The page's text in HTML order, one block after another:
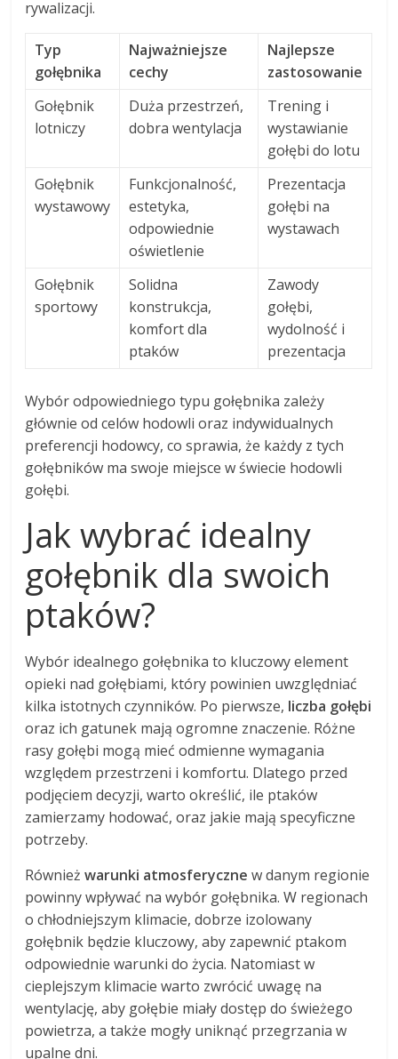
rywalizacji.
Typ
gołębnika
Najważniejsze
cechy
Najlepsze
zastosowanie
Gołębnik
lotniczy
Duża przestrzeń,
dobra wentylacja
Trening i
wystawianie
gołębi do lotu
Gołębnik
wystawowy
Funkcjonalność,
estetyka,
odpowiednie
oświetlenie
Prezentacja
gołębi na
wystawach
Gołębnik
sportowy
Solidna
konstrukcja,
komfort dla
ptaków
Zawody
gołębi,
wydolność i
prezentacja
Wybór odpowiedniego typu gołębnika zależy
głównie od celów hodowli oraz indywidualnych
preferencji hodowcy, co sprawia, że każdy z tych
gołębników ma swoje miejsce w świecie hodowli
gołębi.
Jak wybrać idealny
gołębnik dla swoich
ptaków?
Wybór idealnego gołębnika to kluczowy element
opieki nad gołębiami, który powinien uwzględniać
kilka istotnych czynników. Po pierwsze, liczba gołębi
oraz ich gatunek mają ogromne znaczenie. Różne
rasy gołębi mogą mieć odmienne wymagania
względem przestrzeni i komfortu. Dlatego przed
podjęciem decyzji, warto określić, ile ptaków
zamierzamy hodować, oraz jakie mają specyficzne
potrzeby.
Równieżwarunki atmosferyczne w danym regionie
powinny wpływać na wybór gołębnika. W regionach
o chłodniejszym klimacie, dobrze izolowany
gołębnik będzie kluczowy, aby zapewnić ptakom
odpowiednie warunki do życia. Natomiast w
cieplejszym klimacie warto zwrócić uwagę na
wentylację, aby gołębie miały dostęp do świeżego
powietrza, a także mogły uniknąć przegrzania w
upalne dni.